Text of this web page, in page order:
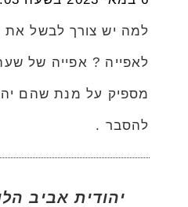
למה יש צורך לבשל את
לאפייה ? אפייה של
מספיק על מנת שהם
להסבר .
יהודית אביב